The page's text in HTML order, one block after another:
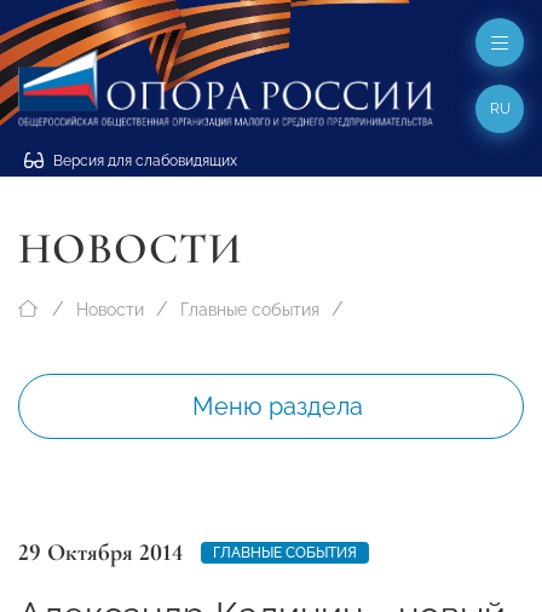
Версия для слабовидящих
RU
НОВОСТИ
Новости Главные события
Меню раздела
29 Октября 2014 ГЛАВНЫЕ СОБЫТИЯ